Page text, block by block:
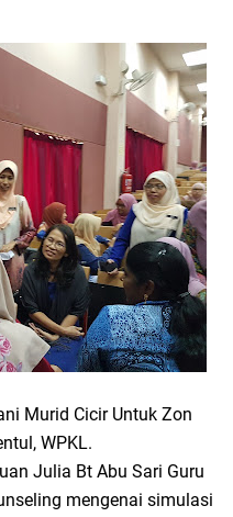
Murid Cicir Untuk Zon
WPKL.
Julia Bt Abu Sari Guru
mengenai simulasi